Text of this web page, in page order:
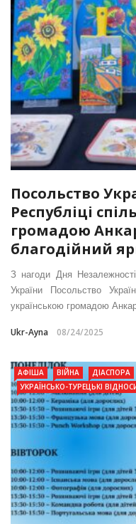
Посольство
Республіці
громадою
благодійний
З нагоди Дня
України Посольство
українською громадою
Ukr-Ayna 08/24/2025
АФІША ВІЙНА ДІАСПОРА
УКРАЇНСЬКО-ТУРЕЦЬКІ